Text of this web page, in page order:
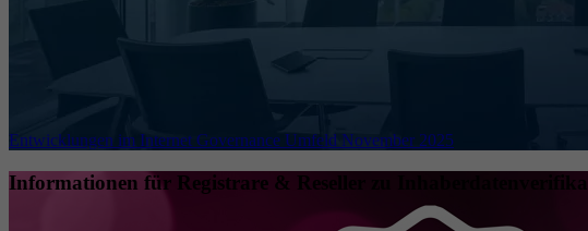
Entwicklungen im Internet Governance Umfeld November 2025
Informationen für Registrare & Reseller zu